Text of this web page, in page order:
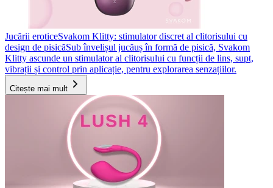
Jucării eroticeSvakom Klitty: stimulator discret al clitorisului cu
design de pisicăSub învelișul jucăuș în formă de pisică, Svakom
Klitty ascunde un stimulator al clitorisului cu funcții de lins, supt,
vibrații și control prin aplicație, pentru explorarea senzațiilor.
Citește mai mult